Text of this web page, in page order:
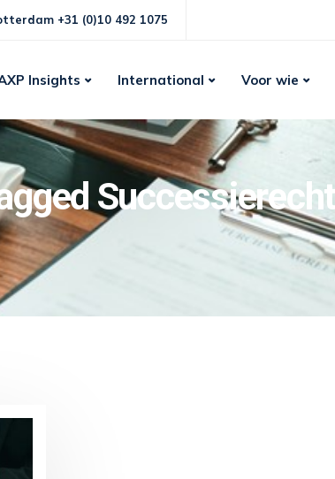
+31 (0)10 492 1075
Insights International Voor wie
Successierecht